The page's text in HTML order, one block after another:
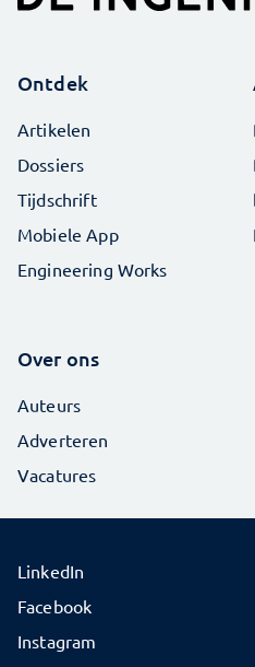
Ontdek
Artikelen
Dossiers
Tijdschrift
Mobiele App
Engineering Works
Over ons
Auteurs
Adverteren
Vacatures
LinkedIn
Facebook
Instagram